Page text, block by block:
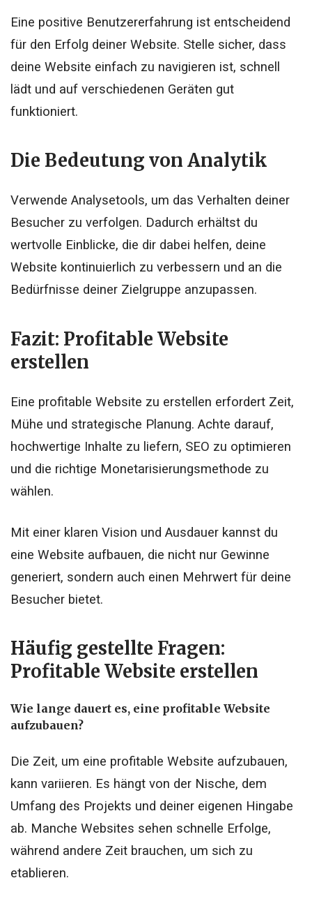
Eine positive Benutzererfahrung ist entscheidend
für den Erfolg deiner Website. Stelle sicher, dass
deine Website einfach zu navigieren ist, schnell
lädt und auf verschiedenen Geräten gut
funktioniert.
Die Bedeutung von Analytik
Verwende Analysetools, um das Verhalten deiner
Besucher zu verfolgen. Dadurch erhältst du
wertvolle Einblicke, die dir dabei helfen, deine
Website kontinuierlich zu verbessern und an die
Bedürfnisse deiner Zielgruppe anzupassen.
Fazit: Profitable Website
erstellen
Eine profitable Website zu erstellen erfordert Zeit,
Mühe und strategische Planung. Achte darauf,
hochwertige Inhalte zu liefern, SEO zu optimieren
und die richtige Monetarisierungsmethode zu
wählen.
Mit einer klaren Vision und Ausdauer kannst du
eine Website aufbauen, die nicht nur Gewinne
generiert, sondern auch einen Mehrwert für deine
Besucher bietet.
Häufig gestellte Fragen:
Profitable Website erstellen
Wie lange dauert es, eine profitable Website
aufzubauen?
Die Zeit, um eine profitable Website aufzubauen,
kann variieren. Es hängt von der Nische, dem
Umfang des Projekts und deiner eigenen Hingabe
ab. Manche Websites sehen schnelle Erfolge,
während andere Zeit brauchen, um sich zu
etablieren.